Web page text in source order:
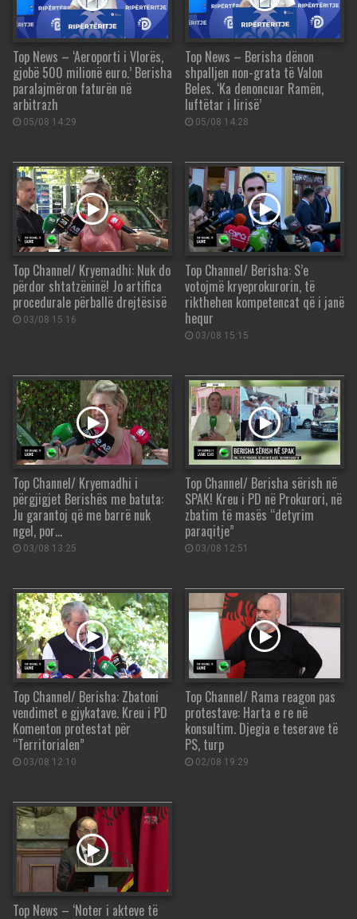
Top News – ‘Aeroporti i Vlorës,
gjobë 500 milionë euro.’ Berisha
paralajmëron faturën në
arbitrazh
05/08 14:29
Top News – Berisha dënon
shpalljen non-grata të Valon
Beles. ‘Ka denoncuar Ramën,
luftëtar i lirisë’
05/08 14:28
Top Channel/ Kryemadhi: Nuk do
përdor shtatzëninë! Jo artifica
procedurale përballë drejtësisë
03/08 15:16
Top Channel/ Berisha: S’e
votojmë kryeprokurorin, të
rikthehen kompetencat që i janë
hequr
03/08 15:15
Top Channel/ Kryemadhi i
përgjigjet Berishës me batuta:
Ju garantoj që me barrë nuk
ngel, por…
03/08 13:25
Top Channel/ Berisha sërish në
SPAK! Kreu i PD në Prokurori, në
zbatim të masës “detyrim
paraqitje”
03/08 12:51
Top Channel/ Berisha: Zbatoni
vendimet e gjykatave. Kreu i PD
Komenton protestat për
“Territorialen”
03/08 12:10
Top Channel/ Rama reagon pas
protestave: Harta e re në
konsultim. Djegia e teserave të
PS, turp
02/08 19:29
Top News – ‘Noter i akteve të